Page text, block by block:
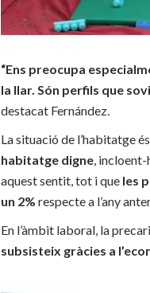
“Ens preocupa
la llar. Són perfils que
destacat Fernández.
La situació de l’habitatge
habitatge digne, incloent-
aquest sentit, tot i que les
un 2% respecte a l’any
En l’àmbit laboral, la
subsisteix gràcies a